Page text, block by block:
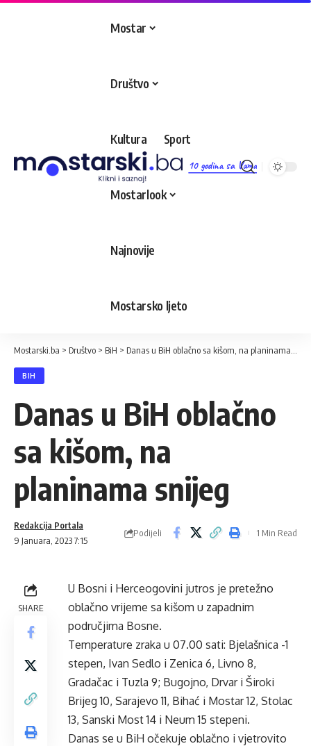
10 godina sa Vama
Mostar
Društvo
Kultura Sport
Mostarlook
Najnovije
Mostarsko ljeto
Mostarski.ba > Društvo > BiH > Danas u BiH oblačno sa kišom, na planinama snijeg
BIH
Danas u BiH oblačno
sa kišom, na
planinama snijeg
9 Januara, 2023 7:15
Redakcija Portala
Podijeli 1 Min Read
SHARE
U Bosni i Herceogovini jutros je pretežno
oblačno vrijeme sa kišom u zapadnim
područjima Bosne.
Temperature zraka u 07.00 sati: Bjelašnica -1
stepen, Ivan Sedlo i Zenica 6, Livno 8,
Gradačac i Tuzla 9; Bugojno, Drvar i Široki
Brijeg 10, Sarajevo 11, Bihać i Mostar 12, Stolac
13, Sanski Most 14 i Neum 15 stepeni.
Danas se u BiH očekuje oblačno i vjetrovito